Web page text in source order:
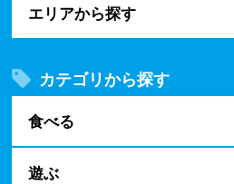
エリアから探す
カテゴリから探す
食べる
遊ぶ